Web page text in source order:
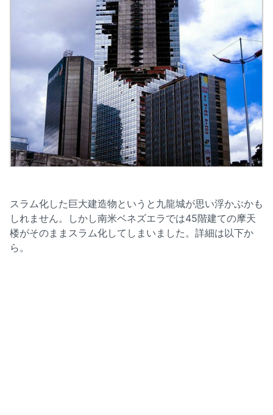
スラム化した巨大建造物というと九龍城が思い浮かぶかも
しれません。しかし南米ベネズエラでは45階建ての摩天
楼がそのままスラム化してしまいました。詳細は以下か
ら。